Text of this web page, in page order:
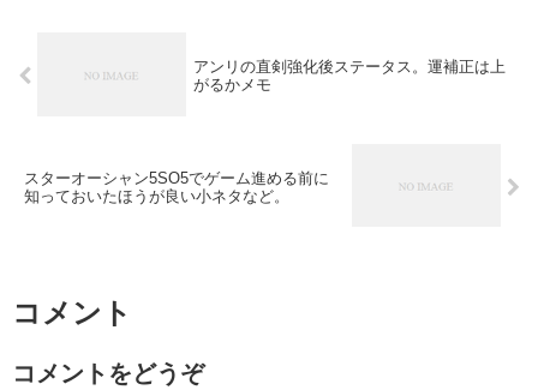
アンリの直剣強化後ステータス。運補正は上
がるかメモ
スターオーシャン5SO5でゲーム進める前に
知っておいたほうが良い小ネタなど。
コメント
コメントをどうぞ